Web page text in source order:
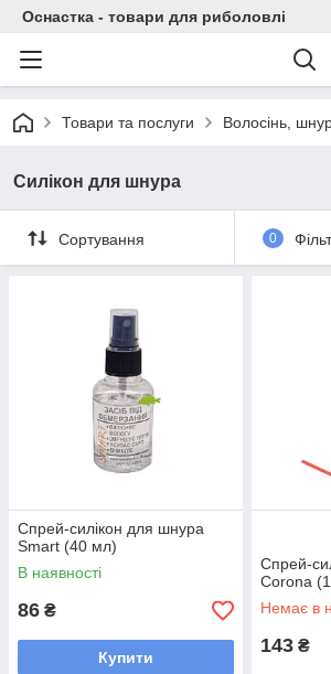
Оснастка - товари для риболовлі
Товари та послуги Волосінь,
Силікон для шнура
Сортування 0
Спрей-силікон для шнура
Smart (40 мл)
В наявності
86 ₴
Купити
Спрей-
Corona
Немає в
143 ₴